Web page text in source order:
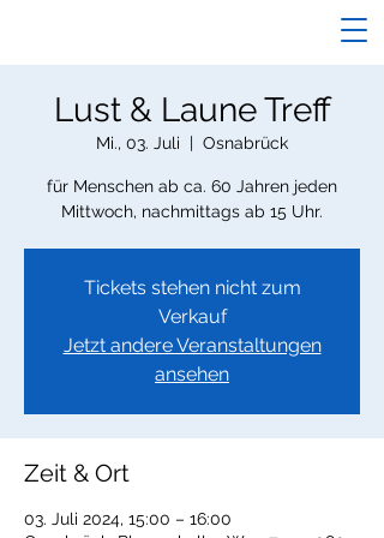
Lust & Laune Treff
Mi., 03. Juli
  |
Osnabrück
für Menschen ab ca. 60 Jahren jeden
Mittwoch, nachmittags ab 15 Uhr.
Tickets stehen nicht zum
Verkauf
Jetzt andere Veranstaltungen
ansehen
Zeit & Ort
03. Juli 2024, 15:00 – 16:00